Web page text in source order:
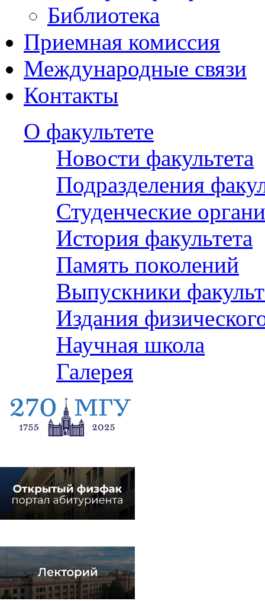
Библиотека
Приемная комиссия
Международные связи
Контакты
О факультете
Новости факультета
Подразделения
Студенческие
История факультета
Память поколений
Выпускники
Издания
Научная школа
Галерея